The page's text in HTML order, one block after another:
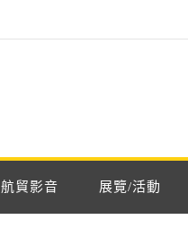
航貿影音 展覽/活動